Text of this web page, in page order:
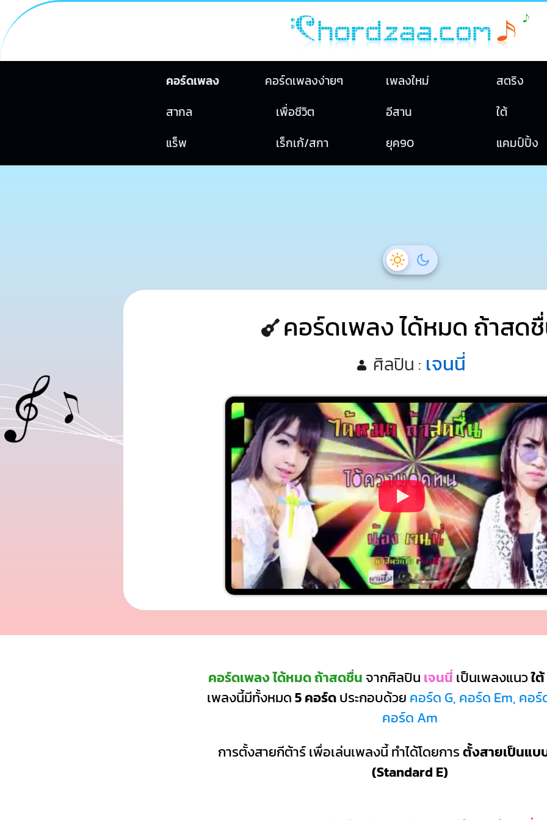
คอร์ดเพลง คอร์ดเพลงง่ายๆ เพลงใหม่
สตริง
สากล
เพื่อชีวิต อีสาน
ใต้
แร็พ
เร็กเก้/สกา ยุค90 แคมป์ปิ้ง
คอร์ดเพลง ได้หมด ถ้าสด
ศิลปิน : เจนนี่
คอร์ดเพลง ได้หมด ถ้าสดชื่น จากศิลปิน เจนนี่ เป็นเพลงแนวใต้
เพลงนี้มีทั้งหมด5 คอร์ดประกอบด้วย คอร์ด G, คอร์ด Em, คอร์
คอร์ด Am
การตั้งสายกีต้าร์ เพื่อเล่นเพลงนี้ ทำได้โดยการตั้งสายเป็นแบ
(Standard E)